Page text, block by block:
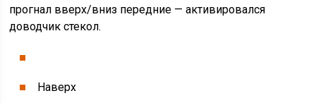
прогнал вверх/вниз передние — активировался
доводчик стекол.
Наверх